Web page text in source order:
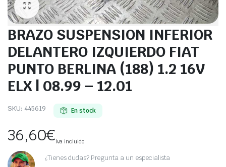
BRAZO SUSPENSION INFERIOR
DELANTERO IZQUIERDO FIAT
PUNTO BERLINA (188) 1.2 16V
ELX | 08.99 – 12.01
SKU: 445619 En stock
36,60€Iva incluido
¿Tienes dudas? Pregunta a un especialista